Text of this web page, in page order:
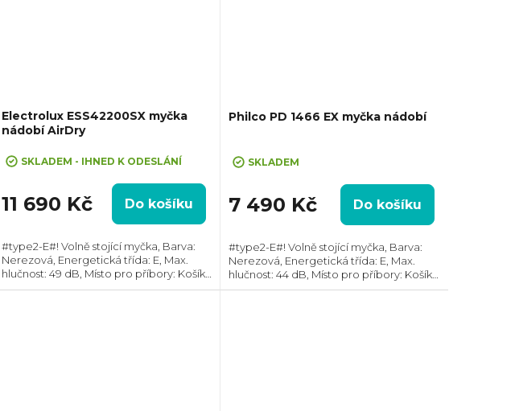
Electrolux ESS42200SX myčka
nádobí AirDry
SKLADEM - IHNED K ODESLÁNÍ
11 690 Kč Do košíku
#type2-E#! Volně stojící myčka, Barva:
Nerezová, Energetická třída: E, Max.
hlučnost: 49 dB, Místo pro příbory: Košík,
Počet souprav nádobí: 9, Počet
Philco PD 1466 EX myčka nádobí
SKLADEM
7 490 Kč Do košíku
#type2-E#! Volně stojící myčka, Barva:
Nerezová, Energetická třída: E, Max.
hlučnost: 44 dB, Místo pro příbory: Košík,
Počet souprav nádobí: 14, Počet